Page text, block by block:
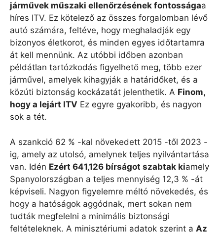
járművek műszaki ellenőrzésének fontosságaa
híres ITV. Ez kötelező az összes forgalomban lévő
autó számára, feltéve, hogy meghaladják egy
bizonyos életkorot, és minden egyes időtartamra
át kell mennünk. Az utóbbi időben azonban
példátlan tartózkodás figyelhető meg, több ezer
járművel, amelyek kihagyják a határidőket, és a
közúti biztonság kockázatát jelenthetik. A Finom,
hogy a lejárt ITV Ez egyre gyakoribb, és nagyon
sok a tét.
A szankció 62 % -kal növekedett 2015 -től 2023 -
ig, amely az utolsó, amelynek teljes nyilvántartása
van. Idén Ezért 641,126 bírságot szabtak kiamely
Spanyolországban a teljes mennyiség 12,3 % -át
képviseli. Nagyon figyelemre méltó növekedés, és
hogy a hatóságok aggódnak, mert sokan nem
tudták megfelelni a minimális biztonsági
feltételeknek. A minisztériumi adatok szerint a Az